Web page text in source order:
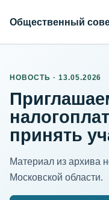
Общественный
НОВОСТЬ · 13.05.2026
принять
Материал из архива
Московской области.